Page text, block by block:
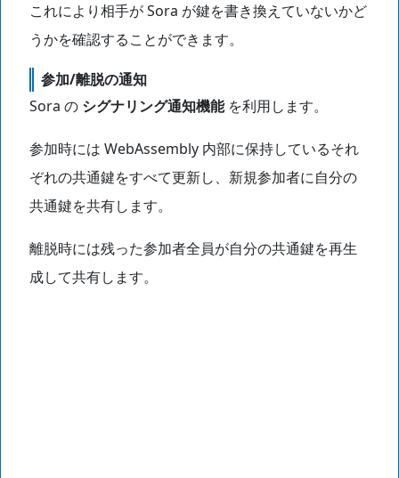
これにより相手が Sora が鍵を書き換えていないかど
うかを確認することができます。
参加/離脱の通知
Sora の シグナリング通知機能を利用します。
参加時には WebAssembly 内部に保持しているそれ
ぞれの共通鍵をすべて更新し、新規参加者に自分の
共通鍵を共有します。
離脱時には残った参加者全員が自分の共通鍵を再生
成して共有します。